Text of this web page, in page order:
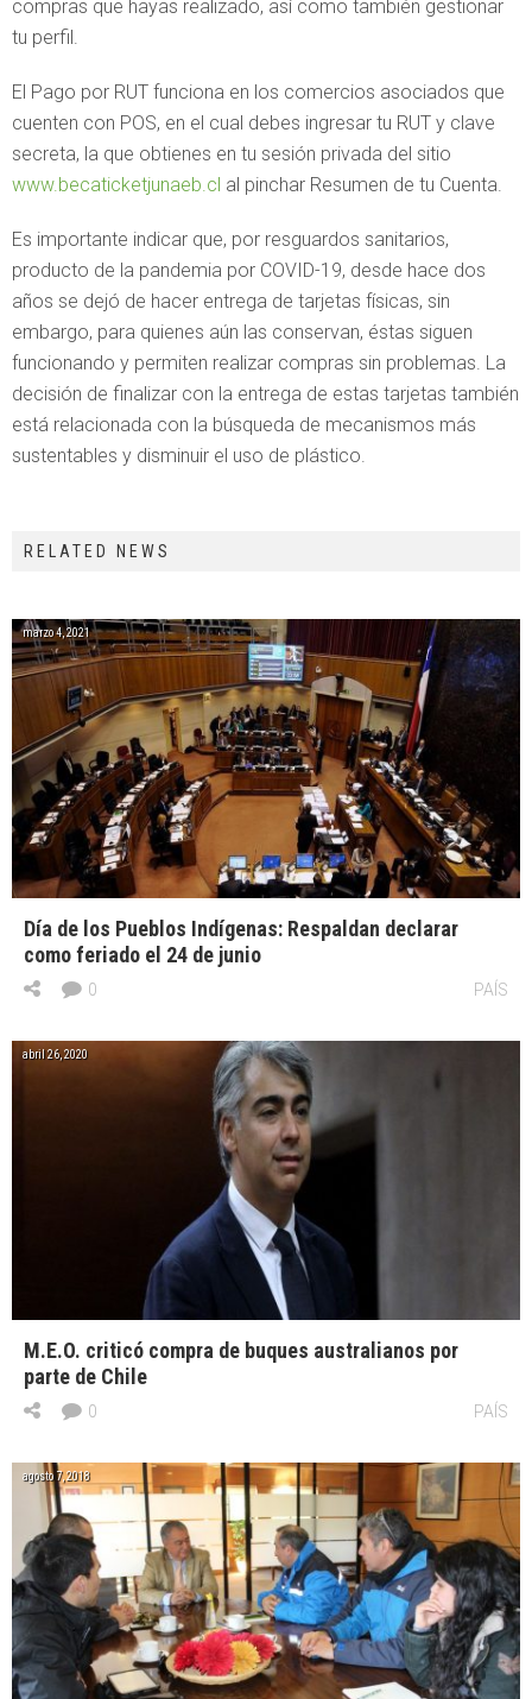
compras que hayas realizado, así como también gestionar
tu perfil.
El Pago por RUT funciona en los comercios asociados que
cuenten con POS, en el cual debes ingresar tu RUT y clave
secreta, la que obtienes en tu sesión privada del sitio
www.becaticketjunaeb.cl al pinchar Resumen de tu Cuenta.
Es importante indicar que, por resguardos sanitarios,
producto de la pandemia por COVID-19, desde hace dos
años se dejó de hacer entrega de tarjetas físicas, sin
embargo, para quienes aún las conservan, éstas siguen
funcionando y permiten realizar compras sin problemas. La
decisión de finalizar con la entrega de estas tarjetas también
está relacionada con la búsqueda de mecanismos más
sustentables y disminuir el uso de plástico.
RELATED NEWS
marzo 4, 2021
Día de los Pueblos Indígenas: Respaldan declarar
como feriado el 24 de junio
PAÍS
0
abril 26, 2020
M.E.O. criticó compra de buques australianos por
parte de Chile
PAÍS
0
agosto 7, 2018